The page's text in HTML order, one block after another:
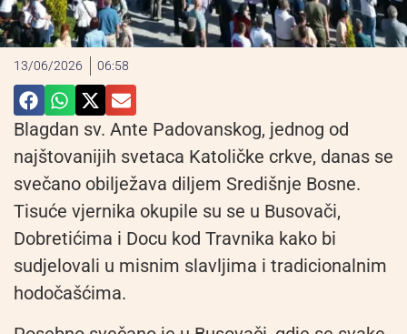
13/06/2026 06:58
Blagdan sv. Ante Padovanskog, jednog od
najštovanijih svetaca Katoličke crkve, danas se
svečano obilježava diljem Središnje Bosne.
Tisuće vjernika okupile su se u Busovači,
Dobretićima i Docu kod Travnika kako bi
sudjelovali u misnim slavljima i tradicionalnim
hodočašćima.